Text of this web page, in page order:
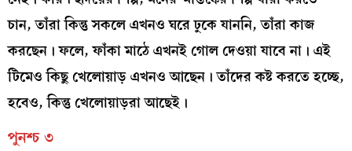
চান, তাঁরা কিন্তু সকলে এখনও ঘরে ঢুকে যাননি, তাঁরা কাজ
করছেন। ফলে, ফাঁকা মাঠে এখনই গোল দেওয়া যাবে না। এই
টিমেও কিছু খেলোয়াড় এখনও আছেন। তাঁদের কষ্ট করতে হচ্ছে,
হবেও, কিন্তু খেলোয়াড়রা আছেই।
পুনশ্চ ৩